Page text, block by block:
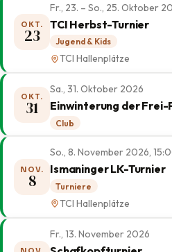
OKT.
23
Fr., 23. – So., 25. Oktober
TCI Herbst-Turnier
Jugend & Kids
TCI Hallenplätze
OKT.
31
Sa., 31. Oktober 2026
Einwinterung der Frei-
Club
NOV.
8
So., 8. November 2026,
Ismaninger LK-Turnier
Turniere
TCI Hallenplätze
Fr., 13. November 2026